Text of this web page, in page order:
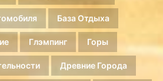
База Отдыха
Глэмпинг Горы
Древние Города